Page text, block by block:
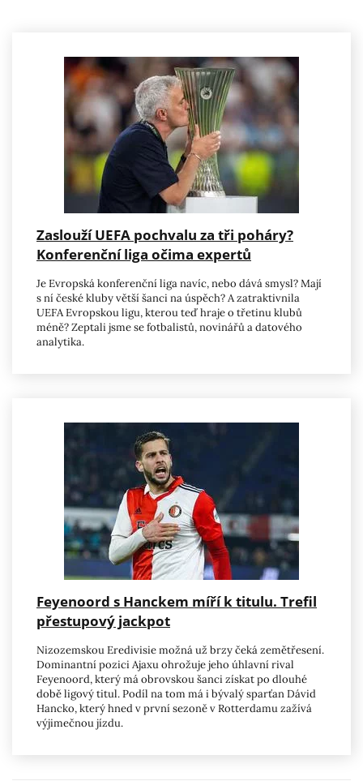
Zaslouží UEFA pochvalu za tři poháry?
Konferenční liga očima expertů
Je Evropská konferenční liga navíc, nebo dává smysl? Mají
s ní české kluby větší šanci na úspěch? A zatraktivnila
UEFA Evropskou ligu, kterou teď hraje o třetinu klubů
méně? Zeptali jsme se fotbalistů, novinářů a datového
analytika.
Feyenoord s Hanckem míří k titulu. Trefil
přestupový jackpot
Nizozemskou Eredivisie možná už brzy čeká zemětřesení.
Dominantní pozici Ajaxu ohrožuje jeho úhlavní rival
Feyenoord, který má obrovskou šanci získat po dlouhé
době ligový titul. Podíl na tom má i bývalý sparťan Dávid
Hancko, který hned v první sezoně v Rotterdamu zažívá
výjimečnou jízdu.